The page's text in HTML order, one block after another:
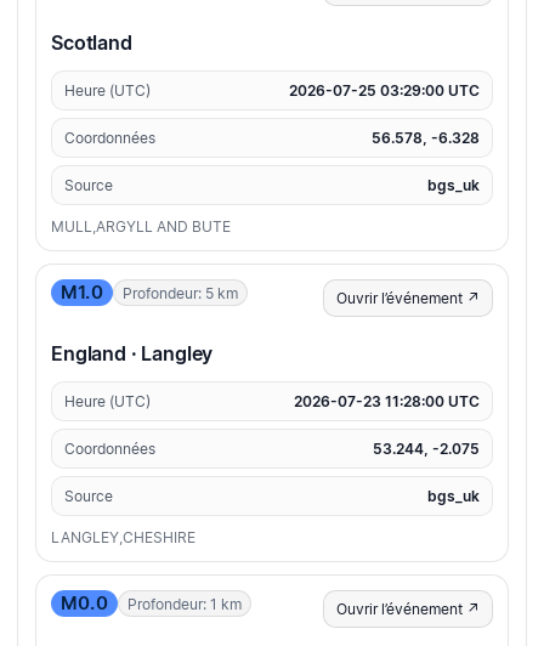
Scotland
Heure (UTC) 2026-07-25 03:29:00 UTC
Coordonnées 56.578, -6.328
Source bgs_uk
MULL,ARGYLL AND BUTE
M1.0 Profondeur: 5 km Ouvrir l’événement ↗
England · Langley
Heure (UTC) 2026-07-23 11:28:00 UTC
Coordonnées 53.244, -2.075
Source bgs_uk
LANGLEY,CHESHIRE
M0.0 Profondeur: 1 km Ouvrir l’événement ↗